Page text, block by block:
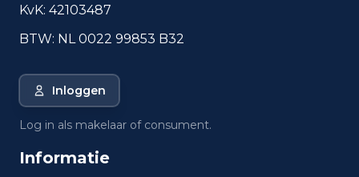
Korte antwoorden op basis van actuele
vergelijking van de woonomgeving.
Hoeveel inwoners heeft
Oostkapelle?
waarde in Oostkapelle?
KvK: 42103487
BTW: NL 0022 99853 B32
Inloggen
Log in als makelaar of consument.
Informatie